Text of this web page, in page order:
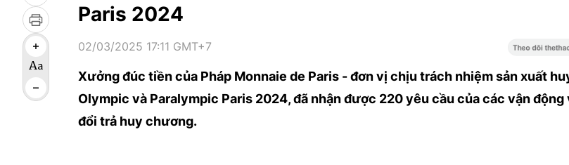
Paris 2024
02/03/2025 17:11 GMT+7
Xưởng đúc tiền của Pháp Monnaie de Paris - đơn vị chịu trách nhiệm sản xuất
Olympic và Paralympic Paris 2024, đã nhận được 220 yêu cầu của các vận
đổi trả huy chương.